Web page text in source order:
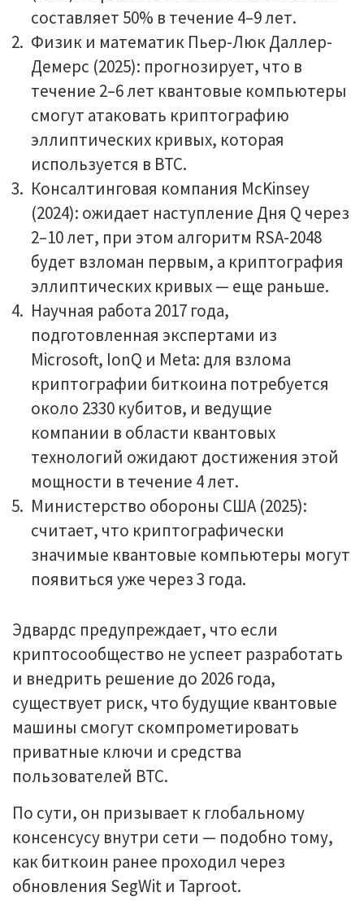
составляет 50% в течение 4–9 лет.
Физик и математик Пьер-Люк Даллер-
Демерс (2025): прогнозирует, что в
течение 2–6 лет квантовые компьютеры
смогут атаковать криптографию
эллиптических кривых, которая
используется в BTC.
Консалтинговая компания McKinsey
(2024): ожидает наступление Дня Q через
2–10 лет, при этом алгоритм RSA-2048
будет взломан первым, а криптография
эллиптических кривых — еще раньше.
Научная работа 2017 года,
подготовленная экспертами из
Microsoft, IonQ и Meta: для взлома
криптографии биткоина потребуется
около 2330 кубитов, и ведущие
компании в области квантовых
технологий ожидают достижения этой
мощности в течение 4 лет.
Министерство обороны США (2025):
считает, что криптографически
значимые квантовые компьютеры могут
появиться уже через 3 года.
Эдвардс предупреждает, что если
криптосообщество не успеет разработать
и внедрить решение до 2026 года,
существует риск, что будущие квантовые
машины смогут скомпрометировать
приватные ключи и средства
пользователей BTC.
По сути, он призывает к глобальному
консенсусу внутри сети — подобно тому,
как биткоин ранее проходил через
обновления SegWit и Taproot.